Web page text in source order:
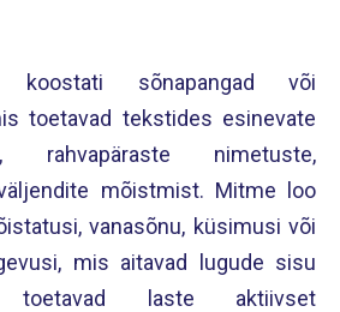
koostati sõnapangad või
toetavad tekstides esinevate
rahvapäraste nimetuste,
mõistmist. Mitme loo
vanasõnu, küsimusi või
mis aitavad lugude sisu
laste aktiivset